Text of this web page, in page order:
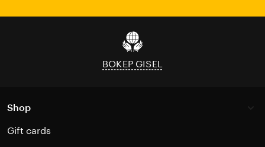
your
BOKEP GISEL
Shop
Gift cards